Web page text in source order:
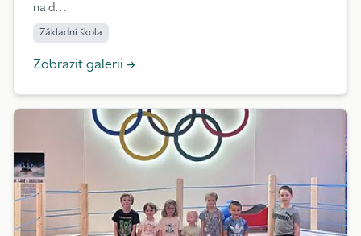
na d...
Základní škola
Zobrazit galerii →